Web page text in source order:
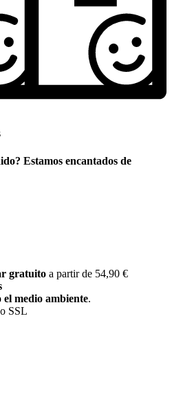
Estamos encantados de
gratuito a partir de 54,90 €
el medio ambiente.
SSL